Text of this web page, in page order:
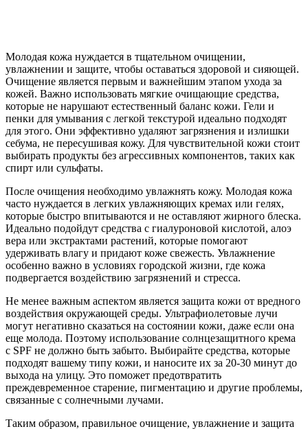
Молодая кожа нуждается в тщательном очищении,
увлажнении и защите, чтобы оставаться здоровой и сияющей.
Очищение является первым и важнейшим этапом ухода за
кожей. Важно использовать мягкие очищающие средства,
которые не нарушают естественный баланс кожи. Гели и
пенки для умывания с легкой текстурой идеально подходят
для этого. Они эффективно удаляют загрязнения и излишки
себума, не пересушивая кожу. Для чувствительной кожи стоит
выбирать продукты без агрессивных компонентов, таких как
спирт или сульфаты.
После очищения необходимо увлажнять кожу. Молодая кожа
часто нуждается в легких увлажняющих кремах или гелях,
которые быстро впитываются и не оставляют жирного блеска.
Идеально подойдут средства с гиалуроновой кислотой, алоэ
вера или экстрактами растений, которые помогают
удерживать влагу и придают коже свежесть. Увлажнение
особенно важно в условиях городской жизни, где кожа
подвергается воздействию загрязнений и стресса.
Не менее важным аспектом является защита кожи от вредного
воздействия окружающей среды. Ультрафиолетовые лучи
могут негативно сказаться на состоянии кожи, даже если она
еще молода. Поэтому использование солнцезащитного крема
с SPF не должно быть забыто. Выбирайте средства, которые
подходят вашему типу кожи, и наносите их за 20-30 минут до
выхода на улицу. Это поможет предотвратить
преждевременное старение, пигментацию и другие проблемы,
связанные с солнечными лучами.
Таким образом, правильное очищение, увлажнение и защита